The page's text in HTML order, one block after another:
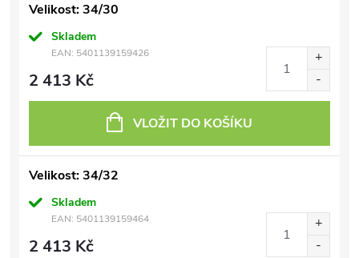
Velikost: 34/30
Skladem
EAN: 5401139159426
2 413 Kč
VLOŽIT DO KOŠÍKU
Velikost: 34/32
Skladem
EAN: 5401139159464
2 413 Kč